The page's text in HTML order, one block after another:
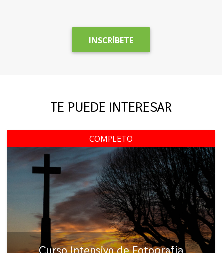
INSCRÍBETE
TE PUEDE INTERESAR
COMPLETO
Curso Intensivo de Fotografía